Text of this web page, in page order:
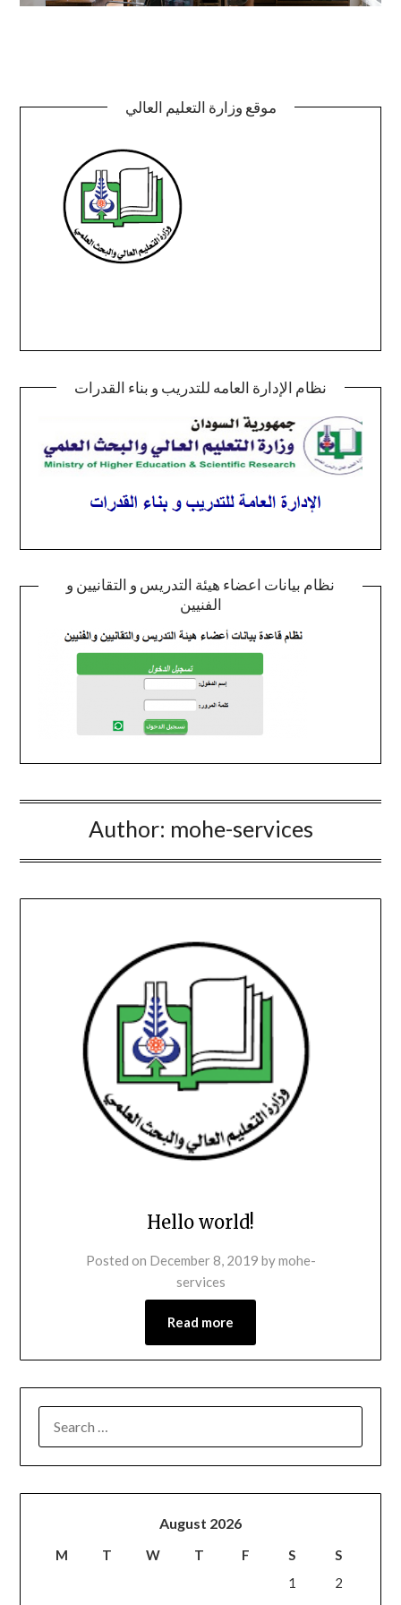
موقع وزارة التعليم العالي
نظام الإدارة العامه للتدريب و بناء القدرات
نظام بيانات اعضاء هيئة التدريس و التقانيين و
الفنيين
Author: mohe-services
Hello world!
Posted on December 8, 2019 bymohe-
services
Read more
August 2026
M T W T F S
S
1
2